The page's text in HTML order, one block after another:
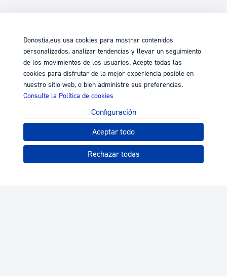
Donostia.eus usa cookies para mostrar contenidos
personalizados, analizar tendencias y llevar un seguimiento
de los movimientos de los usuarios. Acepte todas las
cookies para disfrutar de la mejor experiencia posible en
nuestro sitio web, o bien administre sus preferencias.
Consulte la Política de cookies
Configuración
Aceptar todo
Rechazar todas